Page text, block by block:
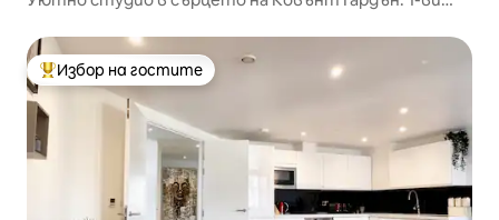
Най-популярен избор на гостите
Избор на гостите